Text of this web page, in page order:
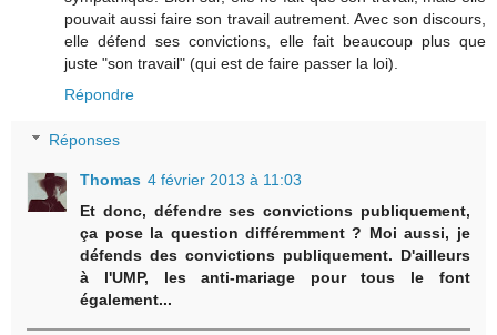
pouvait aussi faire son travail autrement. Avec son discours,
elle défend ses convictions, elle fait beaucoup plus que
juste "son travail" (qui est de faire passer la loi).
Répondre
Réponses
Thomas 4 février 2013 à 11:03
Et donc, défendre ses convictions publiquement,
ça pose la question différemment ? Moi aussi, je
défends des convictions publiquement. D'ailleurs
à l'UMP, les anti-mariage pour tous le font
également...